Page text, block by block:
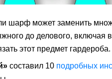
шарф может заменить
до делового, включая
этот предмет гардероба.
составил 10 подробных